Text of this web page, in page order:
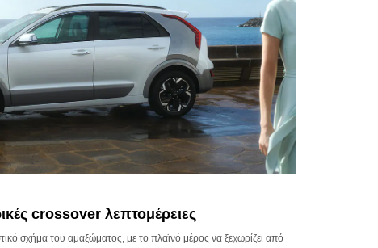
crossover λεπτομέρειες
σχήμα του αμαξώματος, με το πλαϊνό μέρος να ξεχωρίζει από